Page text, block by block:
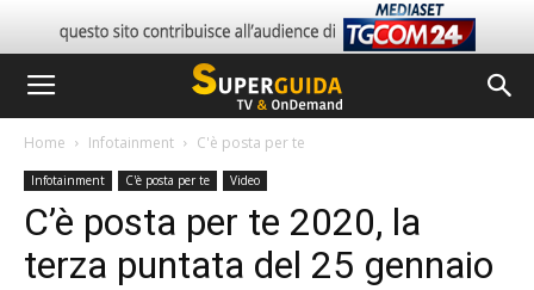
Home Infotainment C'è posta per te
Infotainment C'è posta per te Video
C’è posta per te 2020, la
terza puntata del 25 gennaio